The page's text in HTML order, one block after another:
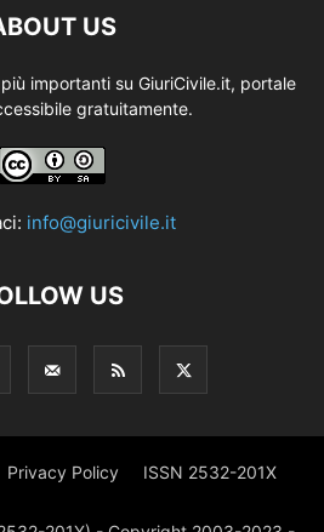
US
importanti su GiuriCivile.it, portale
gratuitamente.
info@giuricivile.it
US
Privacy Policy ISSN 2532-201X